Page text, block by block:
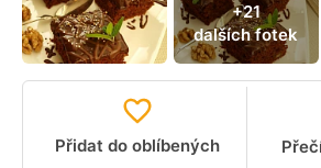
+21
dalších fotek
Přidat do oblíbených